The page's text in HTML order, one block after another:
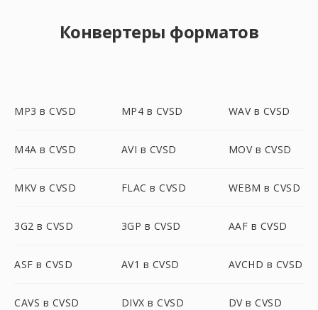
Конвертеры форматов
MP3 в CVSD MP4 в CVSD WAV в CVSD
M4A в CVSD AVI в CVSD MOV в CVSD
MKV в CVSD FLAC в CVSD WEBM в CVSD
3G2 в CVSD 3GP в CVSD AAF в CVSD
ASF в CVSD AV1 в CVSD AVCHD в CVSD
CAVS в CVSD DIVX в CVSD DV в CVSD